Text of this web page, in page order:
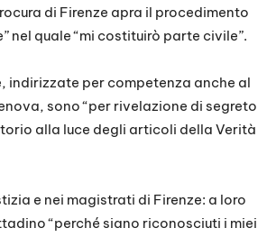
di Firenze apra il procedimento
nel quale “mi costituirò parte civile”.
indirizzate per competenza anche al
sono “per rivelazione di segreto
alla luce degli articoli della Verità
e nei magistrati di Firenze: a loro
“perché siano riconosciuti i miei